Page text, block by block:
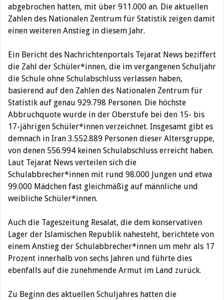
abgebrochen hatten, mit über 911.000 an. Die aktuellen
Zahlen des Nationalen Zentrum für Statistik zeigen damit
einen weiteren Anstieg in diesem Jahr.
Ein Bericht des Nachrichtenportals Tejarat News beziffert
die Zahl der Schüler*innen, die im vergangenen Schuljahr
die Schule ohne Schulabschluss verlassen haben,
basierend auf den Zahlen des Nationalen Zentrum für
Statistik auf genau 929.798 Personen. Die höchste
Abbruchquote wurde in der Oberstufe bei den 15- bis
17-jährigen Schüler*innen verzeichnet. Insgesamt gibt es
demnach in Iran 3.552.889 Personen dieser Altersgruppe,
von denen 556.994 keinen Schulabschluss erreicht haben.
Laut Tejarat News verteilen sich die
Schulabbrecher*innen mit rund 98.000 Jungen und etwa
99.000 Mädchen fast gleichmäßig auf männliche und
weibliche Schüler*innen.
Auch die Tageszeitung Resalat, die dem konservativen
Lager der Islamischen Republik nahesteht, berichtete von
einem Anstieg der Schulabbrecher*innen um mehr als 17
Prozent innerhalb von sechs Jahren und führte dies
ebenfalls auf die zunehmende Armut im Land zurück.
Zu Beginn des aktuellen Schuljahres hatten die